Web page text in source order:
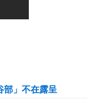
部」不在露呈